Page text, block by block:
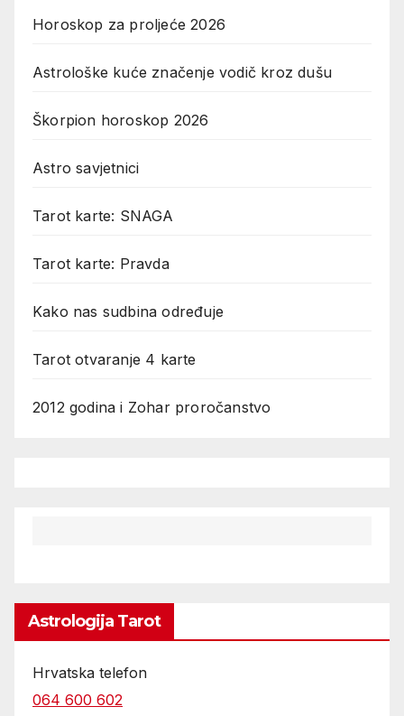
Horoskop za proljeće 2026
Astrološke kuće značenje vodič kroz dušu
Škorpion horoskop 2026
Astro savjetnici
Tarot karte: SNAGA
Tarot karte: Pravda
Kako nas sudbina određuje
Tarot otvaranje 4 karte
2012 godina i Zohar proročanstvo
Astrologija Tarot
Hrvatska telefon
064 600 602